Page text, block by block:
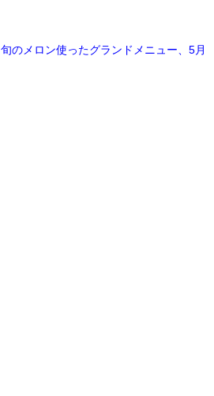
のメロン使ったグランドメニュー、5月